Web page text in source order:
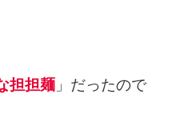
担担麺 」だったので